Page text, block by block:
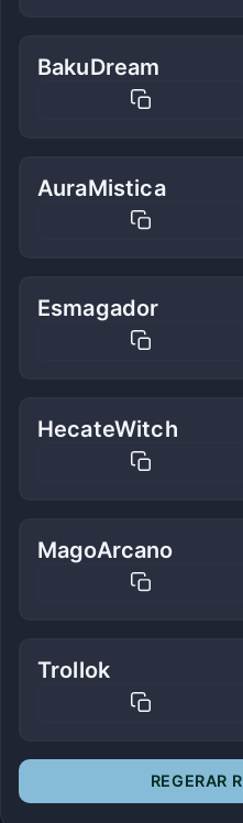
BakuDream
AuraMistica
Esmagador
HecateWitch
MagoArcano
Trollok
REGERAR